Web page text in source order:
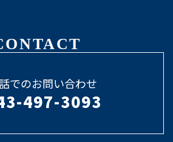
でのお問い合わせ
497-3093